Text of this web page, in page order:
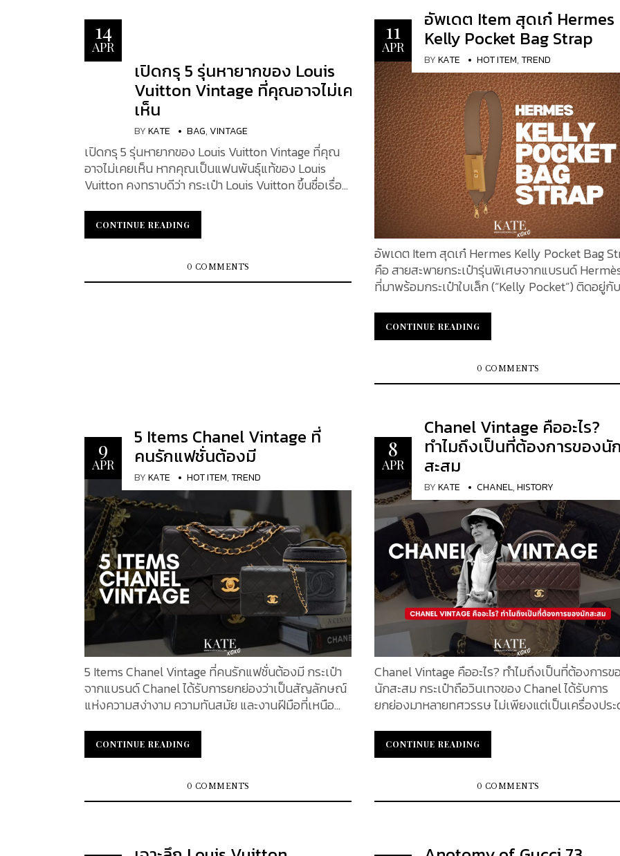
สองรูปแบบถูกนำมาผสานเข้ากับส่วนแสดงข้างขึ้นข้า
แรมแบบสองซีกโลกรุ่นแรกของ OMEGA การออกแ
ของหน้าปัดแผ่นอุกกาบาต อุกกาบาตชนิดเหล็ก ทำให้
หน้าปัดของนาฬิกาแต่ละเรือนดูมีเอกลักษณ์ และเผย
เห็นลายคล้ายริบบิ้นที่โดดเด่น โดยแต่ละลวดลายไม่
สามารถทำซ้ำได้ ทำให้นาฬิกาแต่ละเรือน มีเอกลักษ
เฉพาะตัว เปรียบเสมือนได้ครอบครองประวัติศาสต
อวกาศนี้เพียงคนเดียว มีช่องแสดงดิถีของดวงจันทร์ที่
ตำแหน่ง...
ปรากฏตัวครั้งแรกในโชว์ Chanel Spring-Summer
2025 Ready-to-Wear show 2025 ซึ่งสอดคล้องกับ
ธีมของคอลเล็กชั่นที่เน้นย้ำถึงการเคลื่อนไหวและ
อิสรภาพ SF Brandname จะพาไปทำความรู้จักกับว่าที่ It
Bag ใบใหม่นี้ไปพร้อมกัน ที่มาและแรงบันดาลใจในการ
เปิดตัวในปี 2025 โดยได้รับแรงบันดาลใจในการออกแบบ
จากทั้งมรดกงานดีไซน์ของ Chanel และความต้องการใช้
งานที่ทันสมัย ตัวเลข “25” สื่อถึงปีเปิดตัว 2025 ต่อจาก
รุ่นก่อนหน้าอย่าง Chanel 19 และ Chanel 22 ที่ตั้งชื่อ
ตามปีเปิดตัวของแต่ละรุ่น​ รูปทรงของกระเป๋า Chanel
คล้ายสี่เหลี่ยมคางหมูที่ดูผ่อนคลาย (slouchy) ได้รับ
อิทธิพลจากกระเป๋ารุ่น Chanel 22 แต่เพิ่มความเป็น
ร่วมสมัยเข้าไว้ด้วยกันอย่างลงตัว รายละเอียดการ
ออกแบบยังคงเอกลักษณ์ของแบรนด์ เช่น ลวดลายหนัง
ราคาประมาณการ และไลฟ์สไตล์ที่เหมาะสม เพื่อให้คุ
เลือกได้อย่างมั่นใจที่สุด เปรียบเทียบ Chanel Classic
Flap ไซส์ Mini, Small, Medium และ Jumbo Chanel
Classic Flap ถือเป็นไอเท็มระดับตำนานที่มีความค
กเหนือกาลเวลา ด้วยดีไซน์ฝาปิด (flap) ติดตัวล็อก
อันเป็นเอกลักษณ์และสายโซ่สลับหนังสุดหรู กระเป๋
นี้มีหลากหลายขนาดเพื่อตอบโจทย์ความต้องการแล
ไลฟ์สไตล์ที่แตกต่างกันของผู้ใช้ ในบทความนี้ เราจะมา
รีวิวเปรียบเทียบขนาด Mini, Small, Medium และ
Jumbo อย่างละเอียด โดยเน้นในเรื่องขนาดและคว
การใช้งานในชีวิตประจำวัน ความเหมาะสมกับรูปร่าง
ตลอดจนข้อมูลราคาล่าสุดปี 2025 ทั้งมือหนึ่งและมื
รวมถึงมูลค่าการลงทุนของแต่ละขนาด เพื่อช่วยให้
ตัดสินใจเลือกไซส์ที่เหมาะกับตัวเองได้ง่ายขึ้น ขนาด
ขนาดและความจุ : กระเป๋าไซส์ Mini เป็นขนาดเล็กสุ
ตระกูล Classic Flap โดยมีสองทรงคือ Mini
14
APR
เปิดกรุ 5 รุ่นหายากของ Louis
Vuitton Vintage ที่คุณอาจไม่เคย
เห็น
BYKATE BAG,VINTAGE
เปิดกรุ 5 รุ่นหายากของ Louis Vuitton Vintage ที่คุณ
อาจไม่เคยเห็น หากคุณเป็นแฟนพันธุ์แท้ของ Louis
Vuitton คงทราบดีว่า กระเป๋า Louis Vuitton ขึ้นชื่อเรื่อง
การร่วมมือกับศิลปินและเหล่าคนดัง เพื่อสร้างสรรค์
สินค้าลิมิเต็ด ที่สร้างเสียงตอบรับเป็นกระแสบนโลก
ของแบรนด์ดังที่มีชื่อเสียงมายาวนาน แต่ยังเต็มไปด้วย
เรื่องราวและเสน่ห์ที่หายากจนกลายเป็นของสะสมที่
Vuitton เป็นหนึ่งในแบรนด์หรูที่มีชื่อเสียงที่สุดในโลก
โดยมีประวัติศาสตร์ที่หยั่งรากลึกในด้านงานฝีมือและ
นวัตกรรม ก่อตั้งขึ้นในปี ค.ศ. 1854 โดย Louis Vuitton
ในฐานะผู้ผลิตหีบเดินทางคุณภาพสูง แบรนด์นี้ได้รับชื่อ
เสียงในด้านความเป็นเลิศอย่างรวดเร็ว ในปี ค.ศ. 1896
ได้มีการเปิดตัวผ้าใบ Monogram อันเป็นสัญลักษณ์ ซึ่ง
ทำให้แบรนด์นี้มั่นคงในตลาดสินค้าหรูหรา ตลอดหลายปี
ที่ผ่านมา Louis Vuitton ได้ขยายธุรกิจไปนอกเหนือจาก
สินค้าสำหรับการเดินทาง ไปสู่กระเป๋าถือ แฟชั่นสำเร็จรูป
และเครื่องประดับ แบรนด์นี้ยังได้นำเอาความร่วมมือทาง
ศิลปะมาใช้ ส่งผลให้กระเป๋ารุ่นลิมิเต็ดเอดิชั่นเป็นที่
ต้องการมากที่สุดในโลกแฟชั่น กระเป๋าถือรุ่นลิมิเต็ดเอ
ดิชั่นรุ่นแรกของ Louis Vuitton เปิดตัวในปี 1996 เพื่อ
เฉลิมฉลองครบรอบ 100 ปีของแบรนด์ ซึ่งรู้จักกันในชื่อ
Centenaire Collection โดยมีลายพิมพ์ Damier คลาส
สิกจับคู่กับหนังวัว ในปีถัดมา Louis Vuitton...
CONTINUE READING
CONTINUE READING
0 COMMENTS
11
APR
อัพเดต Item สุดเก๋ Hermes
Kelly Pocket Bag Strap
BYKATE HOT ITEM,TREND
อัพเดต Item สุดเก๋ Hermes Kelly Pocket Bag
คือ สายสะพายกระเป๋ารุ่นพิเศษจากแบรนด์
ที่มาพร้อมกระเป๋าใบเล็ก (“Kelly Pocket”) ติดอยู่กั
ดูข้อมูลอย่างละเอียดเกี่ยวกับสายรุ่นนี้ ทั้งปีที่เปิดตัว
วัสดุ สี ขนาด ราคา ฟังก์ชันการใช้งาน ช่องเก็บของพิ
KATEXOXO จะนำทุกคนไปทำความรู้จักสายสะพาย
กระเป๋ารุ่นนี้ให้มากขึ้น Hermès Kelly Pocket Bag
เปิดตัวครั้งแรกประมาณปี 2020 ซึ่งเป็นช่วงที่
เริ่มวางจำหน่ายสายรุ่นนี้อย่างเป็นทางการ​ โดยสินค้าที่
ผลิตในปี 2020 จะมีตราประทับปีเป็นตัวอักษร “Y” (ต
ระบบการระบุปีของ Hermès) ซึ่งบ่งชี้ว่าสายรุ่นนี้ถูก
และออกสู่ตลาดครั้งแรกในช่วงปีนั้น นับแต่นั้นมา
Pocket Strap ก็ได้กลายเป็นหนึ่งในแอคเซสซอรีที่ไ
ความสนใจอย่างมากจากสาวก Hermès วัสดุและการ
ออกแบบ สายรุ่นนี้ผลิตจากหนังลูกวัวแท้สองชนิดคื
Swift และ Epsom ซึ่งเป็นเอกลักษณ์สำคัญของดีไ
สาย สายรุ่นนี้ผลิตจากหนังลูกวัวแท้สองชนิดคือ
และ Epsom ซึ่งเป็นเอกลักษณ์สำคัญของดีไซน์ สา
หนัง Swift เป็นหนังลูกวัวเนื้อนุ่ม ผิวเกือบเรียบ มีค
เงาละเอียดอ่อน ให้สัมผัสที่นุ่มมือและยืดหยุ่น (หนัง
Swift เปิดตัวครั้งแรกปี 2004) ส่วนหนัง Epsom เป็น
หนังลูกวัวที่ผ่านการปั๊มลายเกรนละเอียด ทำให้ผิว
ความแข็งอยู่ตัวและทนทานต่อรอยขีดข่วนได้ดี วัสดุ
สองถูกนำมาประกอบกันอย่างลงตัว...
CONTINUE READING
CONTINUE READING
0 COMMENTS
9
APR
5 Items Chanel Vintage ที่
คนรักแฟชั่นต้องมี
BYKATE HOT ITEM,TREND
5 Items Chanel Vintage ที่คนรักแฟชั่นต้องมี กระเป๋า
จากแบรนด์ Chanel ได้รับการยกย่องว่าเป็นสัญลักษณ์
แห่งความสง่างาม ความทันสมัย ​​และงานฝีมือที่เหนือ
จะยังคงดึงดูดความสนใจของผู้ที่รักแฟชั่นทั่วโลก แต่
กระเป๋า Chanel แบบวินเทจก็ยังคงมีเสน่ห์ดึงดูดใจนัก
ไม่เพียงแต่ช่วยให้มองเห็นประวัติศาสตร์อันยาวนานของ
แบรนด์เท่านั้น แต่ยังเป็นโอกาสในการลงทุนอันน่าทึ่งอีก
CONTINUE READING
CONTINUE READING
0 COMMENTS
8
APR
Chanel Vintage คืออะไร?
ทำไมถึงเป็นที่ต้องการของนัก
สะสม
BYKATE CHANEL,HISTORY
Chanel Vintage คืออะไร? ทำไมถึงเป็นที่ต้องการข
นักสะสม กระเป๋าถือวินเทจของ Chanel ได้รับการ
ยกย่องมาหลายทศวรรษ ไม่เพียงแต่เป็นเครื่องปร
งามและสไตล์เหนือกาลเวลาอีกด้วย เมื่อเวลาผ่านไป
กระเป๋าเหล่านี้ก็ได้รับความนิยมมากขึ้นเรื่อย ๆ จนกล
โลก แล้วอะไรที่ทำให้กระเป๋าถือวินเทจเหล่านี้พิเศษนัก
เหตุผลหลักประการหนึ่งคือฝีมืออันไร้ที่ติ กระเป๋า
CONTINUE READING
CONTINUE READING
0 COMMENTS